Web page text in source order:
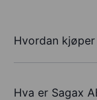
Hvordan kjøper
Hva er Sagax